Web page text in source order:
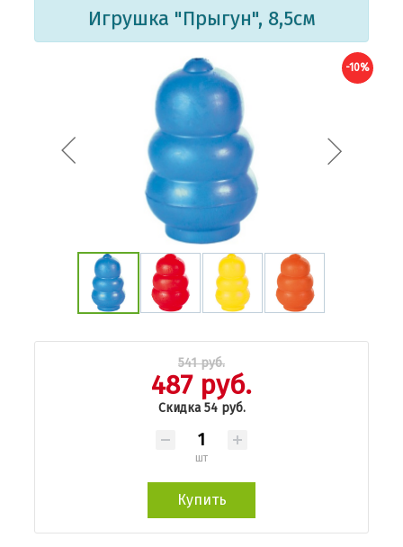
Игрушка "Прыгун", 8,5см
-10%
541 руб.
487 руб.
Скидка 54 руб.
шт
Купить